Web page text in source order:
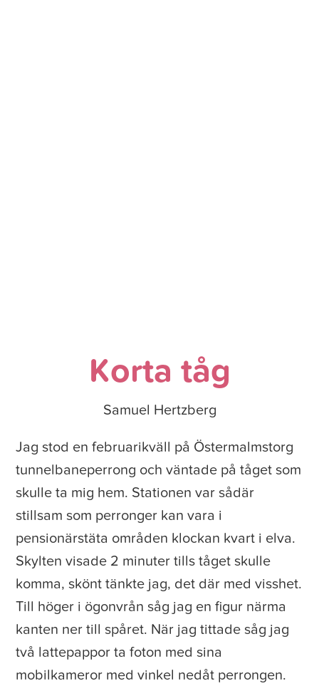
Korta tåg
Samuel Hertzberg
Jag stod en februarikväll på Östermalmstorg
tunnelbaneperrong och väntade på tåget som
skulle ta mig hem. Stationen var sådär
stillsam som perronger kan vara i
pensionärstäta områden klockan kvart i elva.
Skylten visade 2 minuter tills tåget skulle
komma, skönt tänkte jag, det där med visshet.
Till höger i ögonvrån såg jag en figur närma
kanten ner till spåret. När jag tittade såg jag
två lattepappor ta foton med sina
mobilkameror med vinkel nedåt perrongen.